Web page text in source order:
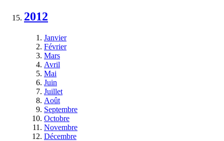
2012
Janvier
Février
Mars
Avril
Mai
Juin
Juillet
Août
Septembre
Octobre
Novembre
Décembre